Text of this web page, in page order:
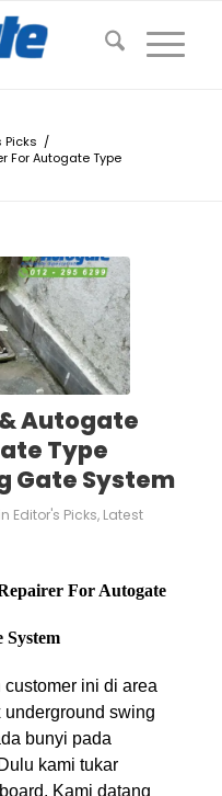
Picks /
For Autogate Type
Autogate
Type
Gate System
in Editor's Picks, Latest
For Autogate
System
ini di area
underground swing
bunyi pada
kami tukar
Kami datang